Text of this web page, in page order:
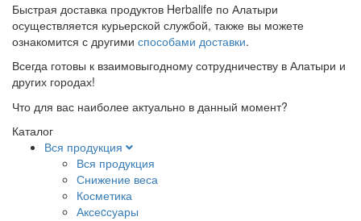
Быстрая доставка продуктов Herbalife по Алатыри
осуществляется курьерской службой, также вы можете
ознакомится с другими способами доставки.
Всегда готовы к взаимовыгодному сотрудничеству в Алатыри и
других городах!
Что для вас наиболее актуально в данный момент?
Каталог
Вся продукция
Вся продукция
Снижение веса
Косметика
Аксеcсуары